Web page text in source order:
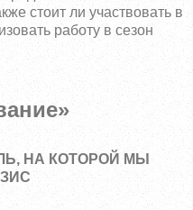
стоит ли участвовать в
работу в сезон
НА КОТОРОЙ МЫ